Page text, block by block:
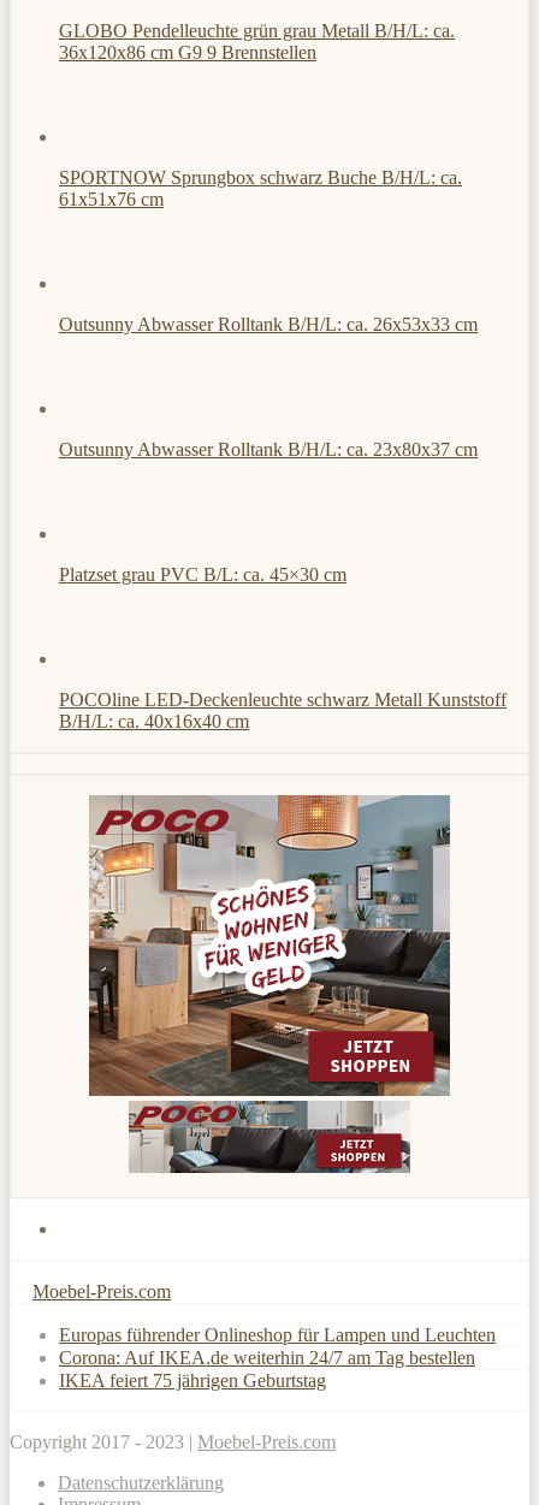
GLOBO Pendelleuchte grün grau Metall B/H/L: ca.
36x120x86 cm G9 9 Brennstellen
SPORTNOW Sprungbox schwarz Buche B/H/L: ca.
61x51x76 cm
Outsunny Abwasser Rolltank B/H/L: ca. 26x53x33 cm
Outsunny Abwasser Rolltank B/H/L: ca. 23x80x37 cm
Platzset grau PVC B/L: ca. 45×30 cm
POCOline LED-Deckenleuchte schwarz Metall Kunststoff
B/H/L: ca. 40x16x40 cm
Moebel-Preis.com
Europas führender Onlineshop für Lampen und Leuchten
Corona: Auf IKEA.de weiterhin 24/7 am Tag bestellen
IKEA feiert 75 jährigen Geburtstag
Copyright 2017 - 2023 | Moebel-Preis.com
Datenschutzerklärung